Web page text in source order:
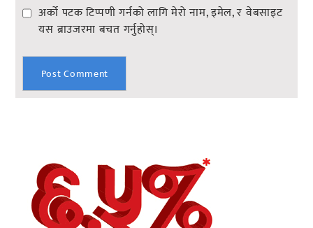
अर्को पटक टिप्पणी गर्नको लागि मेरो नाम, इमेल, र वेबसाइट
यस ब्राउजरमा बचत गर्नुहोस्।